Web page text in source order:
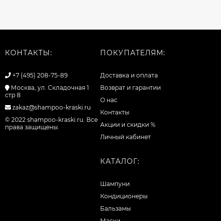
КОНТАКТЫ:
+7 (495) 208-75-89
Москва, ул. Складочная 1
стр 8
zakaz@shampoo-kraski.ru
© 2022 shampoo-kraski.ru. Все
права защищены.
ПОКУПАТЕЛЯМ:
Доставка и оплата
Возврат и гарантии
О нас
Контакты
Акции и скидки %
Личный кабинет
КАТАЛОГ:
Шампуни
Кондиционеры
Бальзамы